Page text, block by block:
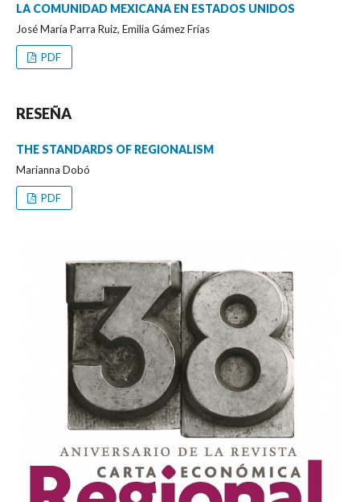
LA COMUNIDAD MEXICANA EN ESTADOS UNIDOS
José María Parra Ruiz, Emilia Gámez Frías
PDF
RESEÑA
THE STANDARDS OF REGIONALISM
Marianna Dobó
PDF